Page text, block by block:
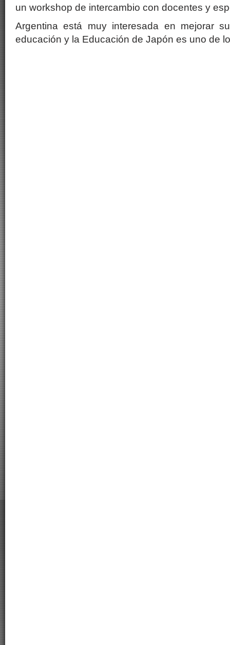
un workshop de intercambio con docentes y
Argentina está muy interesada en mejorar
educación y la Educación de Japón es uno de